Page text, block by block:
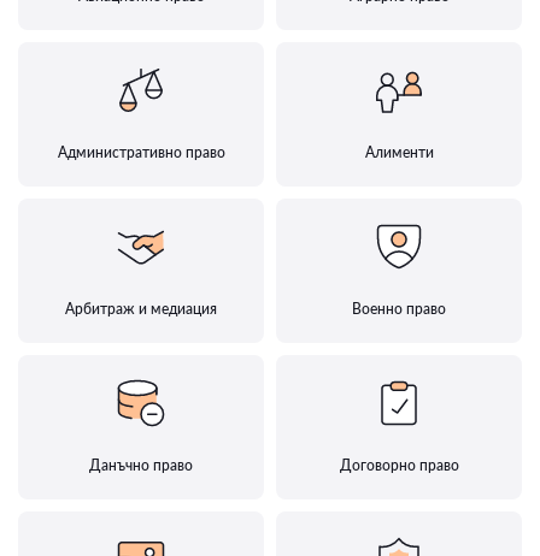
Административно право Алименти
Арбитраж и медиация Военно право
Данъчно право Договорно право